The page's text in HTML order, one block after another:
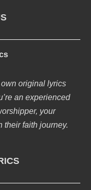
original lyrics
an experienced
your
their faith journey.